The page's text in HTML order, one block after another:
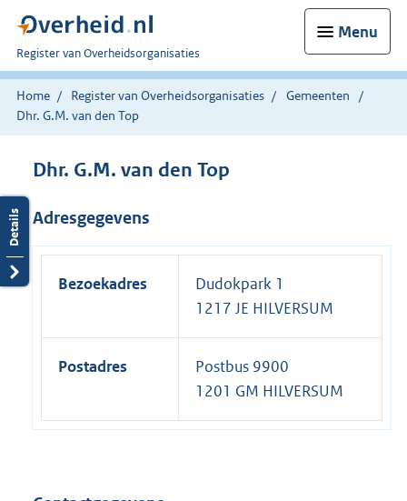
Menu
U
bent
nu
hier:
Register van Overheidsorganisaties
Home Register van Overheidsorganisaties
Gemeenten
Dhr. G.M. van den Top
Dhr. G.M. van den Top
Adresgegevens
Bezoekadres
Dudokpark 1
1217 JE HILVERSUM
Postadres
Postbus 9900
1201 GM HILVERSUM